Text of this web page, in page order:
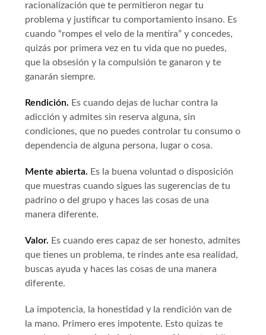
racionalización que te permitieron negar tu
problema y justificar tu comportamiento insano. Es
cuando “rompes el velo de la mentira” y concedes,
quizás por primera vez en tu vida que no puedes,
que la obsesión y la compulsión te ganaron y te
ganarán siempre.
Rendición. Es cuando dejas de luchar contra la
adicción y admites sin reserva alguna, sin
condiciones, que no puedes controlar tu consumo o
dependencia de alguna persona, lugar o cosa.
Mente abierta. Es la buena voluntad o disposición
que muestras cuando sigues las sugerencias de tu
padrino o del grupo y haces las cosas de una
manera diferente.
Valor. Es cuando eres capaz de ser honesto, admites
que tienes un problema, te rindes ante esa realidad,
buscas ayuda y haces las cosas de una manera
diferente.
La impotencia, la honestidad y la rendición van de
la mano. Primero eres impotente. Esto quizas te